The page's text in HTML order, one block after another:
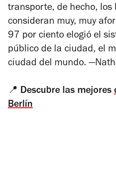
transporte, de hecho, los
consideran muy, muy
97 por ciento elogió el
público de la ciudad, el
ciudad del mundo. —
📍 Descubre las mejores
Berlín